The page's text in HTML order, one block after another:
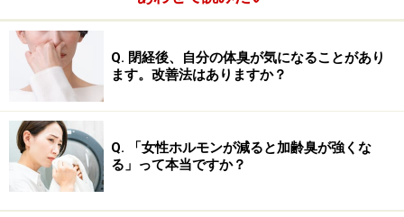
Q. 閉経後、自分の体臭が気になることがあり
ます。改善法はありますか？
Q. 「女性ホルモンが減ると加齢臭が強くな
る」って本当ですか？